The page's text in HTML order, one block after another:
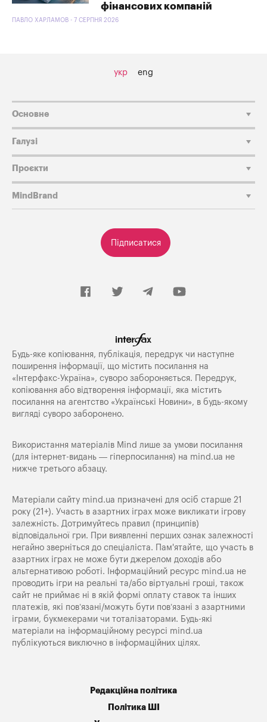
фінансових компаній
ПАВЛО ХАРЛАМОВ - 7 СЕРПНЯ 2026
укр eng
Підписатися
Основне
Галузі
Проєкти
MindBrand
Будь-яке копiювання, публiкацiя, передрук чи наступне
поширення iнформацiї, що мiстить посилання на
«Iнтерфакс-Україна», суворо забороняється. Передрук,
копіювання або відтворення інформації, яка містить
посилання на агентство «Українські Новини», в будь-якому
вигляді суворо заборонено.
Використання матеріалів Mind лише за умови посилання
(для інтернет-видань — гіперпосилання) на mind.ua не
нижче третього абзацу.
Матеріали сайту mind.ua призначені для осіб старше 21
року (21+). Участь в азартних іграх може викликати ігрову
залежність. Дотримуйтесь правил (принципів)
відповідальної гри. При виявленні перших ознак залежності
негайно зверніться до спеціаліста. Пам'ятайте, що участь в
азартних іграх не може бути джерелом доходів або
альтернативою роботі. Інформаційний ресурс mind.ua не
проводить ігри на реальні та/або віртуальні гроші, також
сайт не приймає ні в якій формі оплату ставок та інших
платежів, які пов’язані/можуть бути пов’язані з азартними
іграми, букмекерами чи тоталізаторами. Будь-які
матеріали на інформаційному ресурсі mind.ua
публікуються виключно в інформаційних цілях.
Редакційна політика
Політика ШІ